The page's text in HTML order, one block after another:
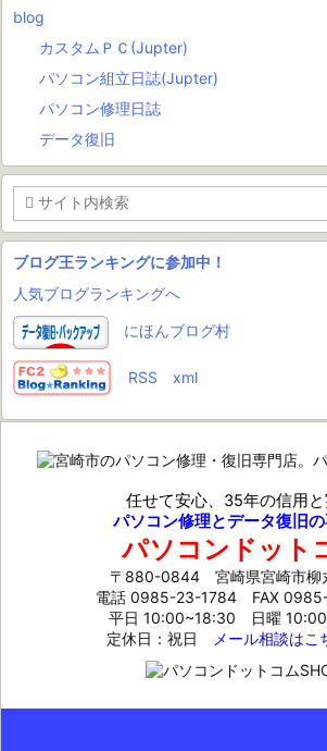
blog
カスタムＰＣ(Jupter)
パソコン組立日誌(Jupter)
パソコン修理日誌
データ復旧
ブログ王ランキングに参加中！
人気ブログランキングへ
にほんブログ村
RSS xml
任せて安心、35年の信用
パソコン修理とデータ復旧
パソコンドット
〒880-0844 宮崎県宮崎市柳
電話 0985-23-1784FAX
平日 10:00~18:30 日曜
定休日：祝日
メール相談はこ